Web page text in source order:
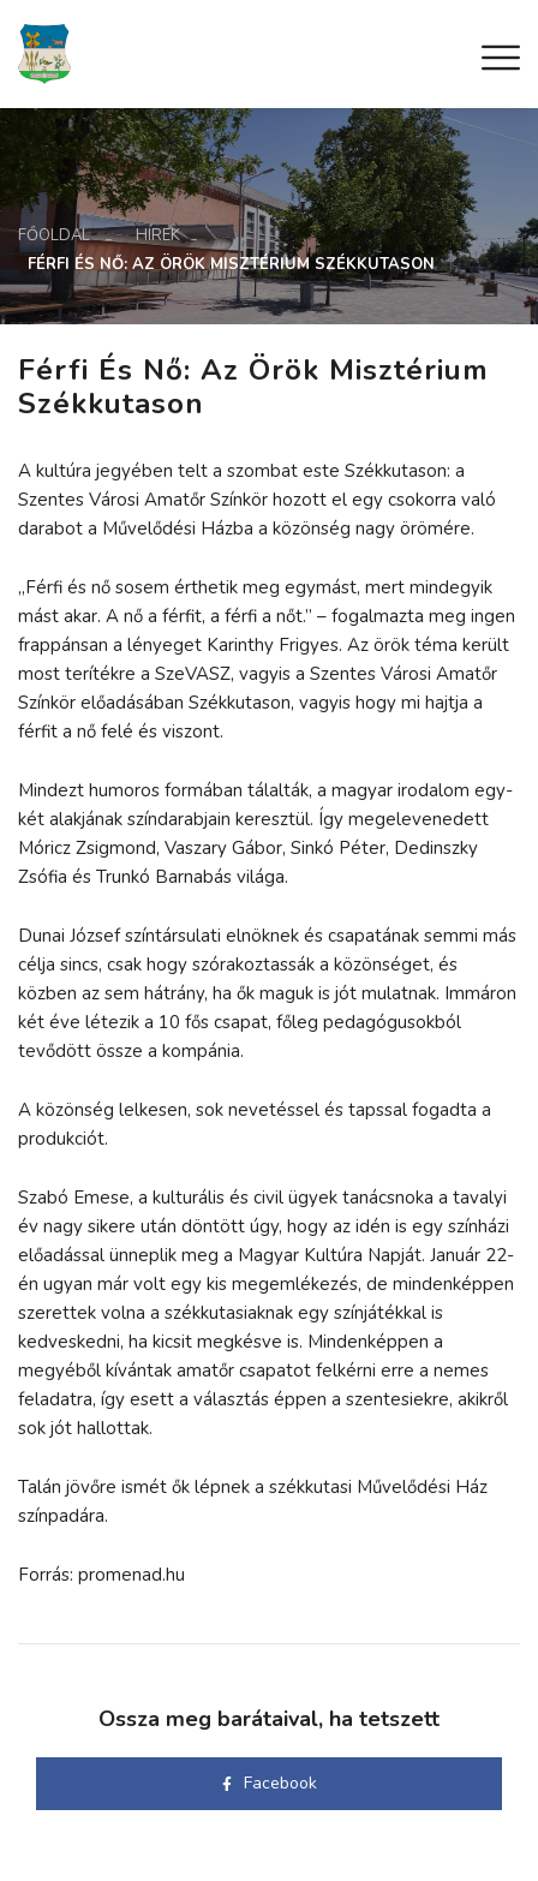
FŐOLDAL
HÍREK
FÉRFI ÉS NŐ: AZ ÖRÖK MISZTÉRIUM SZÉKKUTASON
Férfi És Nő: Az Örök Misztérium
Székkutason
A kultúra jegyében telt a szombat este Székkutason: a
Szentes Városi Amatőr Színkör hozott el egy csokorra való
darabot a Művelődési Házba a közönség nagy örömére.
„Férfi és nő sosem érthetik meg egymást, mert mindegyik
mást akar. A nő a férfit, a férfi a nőt.” – fogalmazta meg ingen
frappánsan a lényeget Karinthy Frigyes. Az örök téma került
most terítékre a SzeVASZ, vagyis a Szentes Városi Amatőr
Színkör előadásában Székkutason, vagyis hogy mi hajtja a
férfit a nő felé és viszont.
Mindezt humoros formában tálalták, a magyar irodalom egy-
két alakjának színdarabjain keresztül. Így megelevenedett
Móricz Zsigmond, Vaszary Gábor, Sinkó Péter, Dedinszky
Zsófia és Trunkó Barnabás világa.
Dunai József színtársulati elnöknek és csapatának semmi más
célja sincs, csak hogy szórakoztassák a közönséget, és
közben az sem hátrány, ha ők maguk is jót mulatnak. Immáron
két éve létezik a 10 fős csapat, főleg pedagógusokból
tevődött össze a kompánia.
A közönség lelkesen, sok nevetéssel és tapssal fogadta a
produkciót.
Szabó Emese, a kulturális és civil ügyek tanácsnoka a tavalyi
év nagy sikere után döntött úgy, hogy az idén is egy színházi
előadással ünneplik meg a Magyar Kultúra Napját. Január 22-
én ugyan már volt egy kis megemlékezés, de mindenképpen
szerettek volna a székkutasiaknak egy színjátékkal is
kedveskedni, ha kicsit megkésve is. Mindenképpen a
megyéből kívántak amatőr csapatot felkérni erre a nemes
feladatra, így esett a választás éppen a szentesiekre, akikről
sok jót hallottak.
Talán jövőre ismét ők lépnek a székkutasi Művelődési Ház
színpadára.
Forrás: promenad.hu
Ossza meg barátaival, ha tetszett
Facebook